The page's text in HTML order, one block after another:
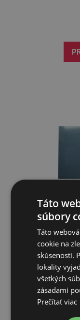
THERMODOG
Táto
súbory
Táto
cookie na
skúsenosti.
lokality
všetkých
zásadami
Prečítať viac